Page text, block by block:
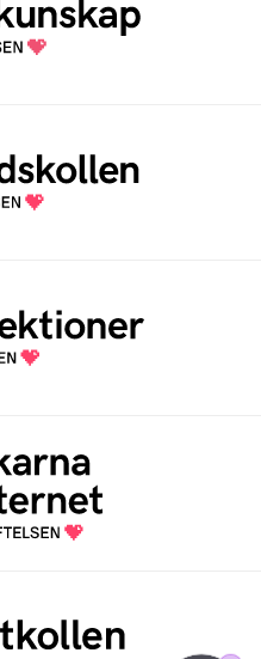
dig att bli en
ett oberoende
som drivs av
färdiga lektioner
internet
folkets
dig att testa om
använder